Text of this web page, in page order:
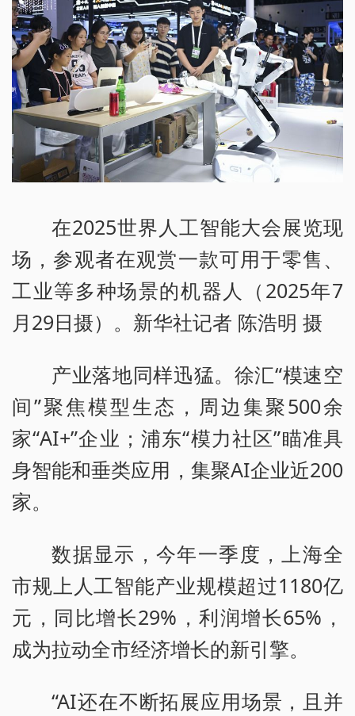
在2025世界人工智能大会展览现
场，参观者在观赏一款可用于零售、
工业等多种场景的机器人（2025年7
月29日摄）。新华社记者 陈浩明 摄
产业落地同样迅猛。徐汇“模速空
间”聚焦模型生态，周边集聚500余
家“AI+”企业；浦东“模力社区”瞄准具
身智能和垂类应用，集聚AI企业近200
家。
数据显示，今年一季度，上海全
市规上人工智能产业规模超过1180亿
元，同比增长29%，利润增长65%，
成为拉动全市经济增长的新引擎。
“AI还在不断拓展应用场景，且并